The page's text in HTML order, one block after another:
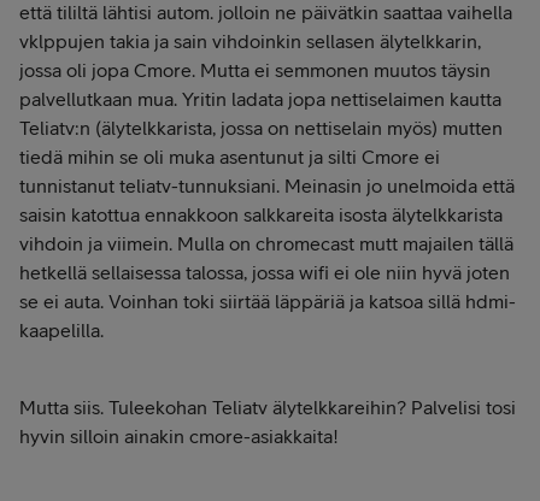
että tililtä lähtisi autom. jolloin ne päivätkin saattaa vaihella
vklppujen takia ja sain vihdoinkin sellasen älytelkkarin,
jossa oli jopa Cmore. Mutta ei semmonen muutos täysin
palvellutkaan mua. Yritin ladata jopa nettiselaimen kautta
Teliatv:n (älytelkkarista, jossa on nettiselain myös) mutten
tiedä mihin se oli muka asentunut ja silti Cmore ei
tunnistanut teliatv-tunnuksiani. Meinasin jo unelmoida että
saisin katottua ennakkoon salkkareita isosta älytelkkarista
vihdoin ja viimein. Mulla on chromecast mutt majailen tällä
hetkellä sellaisessa talossa, jossa wifi ei ole niin hyvä joten
se ei auta. Voinhan toki siirtää läppäriä ja katsoa sillä hdmi-
kaapelilla.
Mutta siis. Tuleekohan Teliatv älytelkkareihin? Palvelisi tosi
hyvin silloin ainakin cmore-asiakkaita!